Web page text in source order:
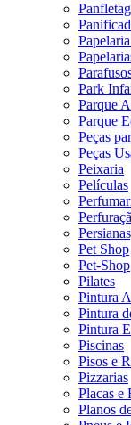
Park
Parque
Parque
Peças
Peças
Peixaria
Películas
Pet Shop
Pet-Shop
Pilates
Pintura
Pintura
Pintura
Piscinas
Pisos e
Pizzarias
Placas e
Planos